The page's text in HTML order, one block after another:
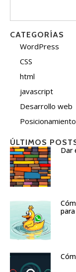
CATEGORÍAS
WordPress
CSS
html
javascript
Desarrollo web
Posicionamiento
ÚLTIMOS
Dar